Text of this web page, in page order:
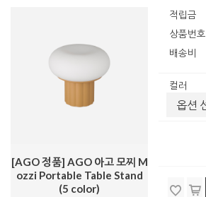
[AGO 정품] AGO 아고 모찌 M
ozzi Portable Table Stand
(5 color)
적립금
상품번호
배송비
컬러